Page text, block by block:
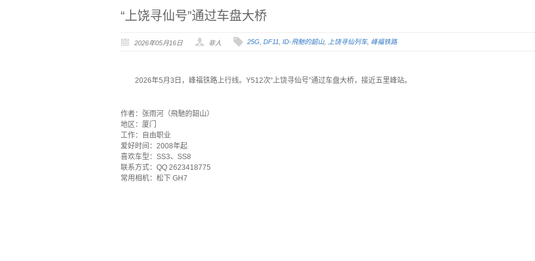
“上饶寻仙号”通过车盘大桥
2026年05月16日 非人 25G DF11 ID-飛馳的韶山, 上饶寻仙列车, 峰福铁路
2026年5月3日，峰福铁路上行线。Y512次“上饶寻仙号”通过车盘大桥，接近五里峰站。
作者：张雨河（飛馳的韶山）
地区：厦门
工作：自由职业
爱好时间：2008年起
喜欢车型：SS3、SS8
联系方式：QQ 2623418775
常用相机：松下 GH7